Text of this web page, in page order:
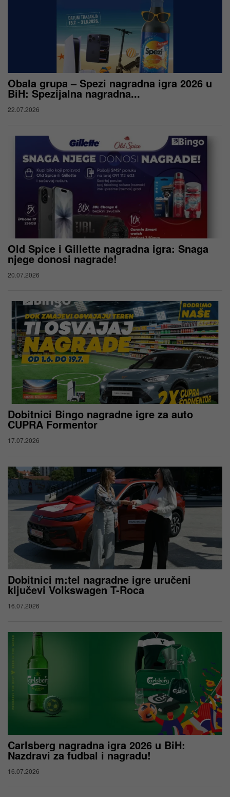
Obala grupa – Spezi nagradna igra 2026 u
BiH: Spezijalna nagradna...
22.07.2026
Old Spice i Gillette nagradna igra: Snaga
njege donosi nagrade!
20.07.2026
Dobitnici Bingo nagradne igre za auto
CUPRA Formentor
17.07.2026
Dobitnici m:tel nagradne igre uručeni
ključevi Volkswagen T-Roca
16.07.2026
Carlsberg nagradna igra 2026 u BiH:
Nazdravi za fudbal i nagradu!
16.07.2026